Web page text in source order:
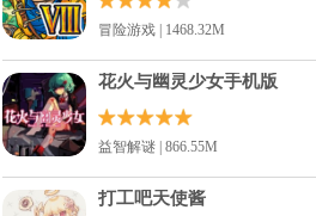
冒险游戏 | 1468.32M
花火与幽灵少女手机版
益智解谜 | 866.55M
打工吧天使酱